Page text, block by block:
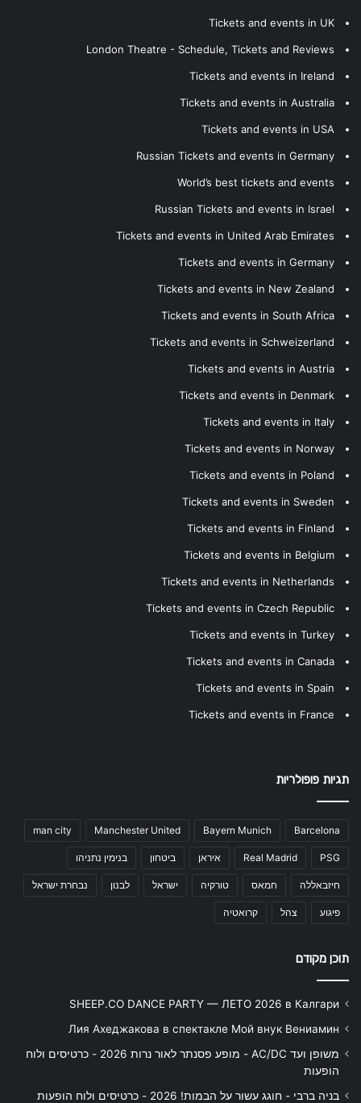
Tickets and events in UK
London Theatre - Schedule, Tickets and Reviews
Tickets and events in Ireland
Tickets and events in Australia
Tickets and events in USA
Russian Tickets and events in Germany
World’s best tickets and events
Russian Tickets and events in Israel
Tickets and events in United Arab Emirates
Tickets and events in Germany
Tickets and events in New Zealand
Tickets and events in South Africa
Tickets and events in Schweizerland
Tickets and events in Austria
Tickets and events in Denmark
Tickets and events in Italy
Tickets and events in Norway
Tickets and events in Poland
Tickets and events in Sweden
Tickets and events in Finland
Tickets and events in Belgium
Tickets and events in Netherlands
Tickets and events in Czech Republic
Tickets and events in Turkey
Tickets and events in Canada
Tickets and events in Spain
Tickets and events in France
תגיות פופולריות
Barcelona
Bayern Munich
Manchester United
man city
PSG
Real Madrid איראן ביטחון בנימין נתניהו
חיזבאללה חמאס טורקיה ישראל לבנון נבחרת ישראל
פיגוע צהל קרואטיה
תוכן מקודם
SHEEP.CO DANCE PARTY — ЛЕТО 2026 в Калгари
Лия Ахеджакова в спектакле Мой внук Вениамин
משופן ועד AC/DC - מופע פסנתר לאור נרות 2026 - כרטיסים ולוח
הופעות
בניה ברבי - חוגג עשור על הבמות! 2026 - כרטיסים ולוח הופעות